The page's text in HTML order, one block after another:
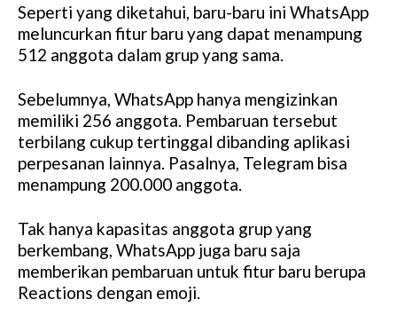
Seperti yang diketahui, baru-baru ini WhatsApp
meluncurkan fitur baru yang dapat menampung
512 anggota dalam grup yang sama.
Sebelumnya, WhatsApp hanya mengizinkan
memiliki 256 anggota. Pembaruan tersebut
terbilang cukup tertinggal dibanding aplikasi
perpesanan lainnya. Pasalnya, Telegram bisa
menampung 200.000 anggota.
Tak hanya kapasitas anggota grup yang
berkembang, WhatsApp juga baru saja
memberikan pembaruan untuk fitur baru berupa
Reactions dengan emoji.